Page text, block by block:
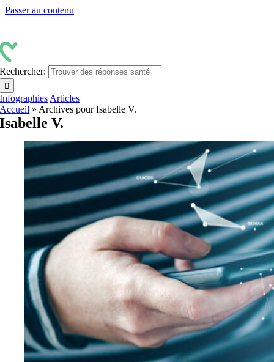
Passer au contenu
Rechercher:
Infographies Articles
Accueil » Archives pour Isabelle V.
Isabelle V.